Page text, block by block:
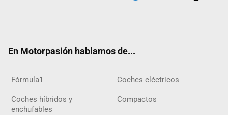
En Motorpasión hablamos de...
Fórmula1 Coches eléctricos
Coches híbridos y
enchufables
Compactos